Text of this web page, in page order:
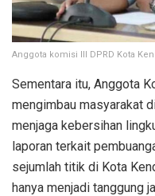
Anggota komisi III DPRD Kota
Sementara itu, Anggota
mengimbau masyarakat
menjaga kebersihan
laporan terkait
sejumlah titik di Kota
hanya menjadi tanggung